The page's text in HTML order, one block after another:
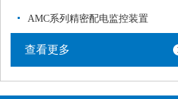
AMC系列精密配电监控装置
查看更多